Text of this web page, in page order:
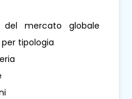
del mercato globale
tipologia